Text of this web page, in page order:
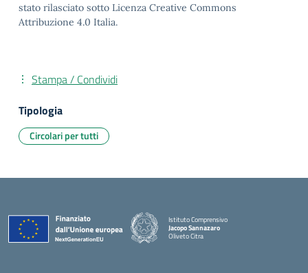
stato rilasciato sotto Licenza Creative Commons
Attribuzione 4.0 Italia.
Stampa / Condividi
Tipologia
Circolari per tutti
Istituto Comprensivo
Jacopo Sannazaro
Oliveto Citra